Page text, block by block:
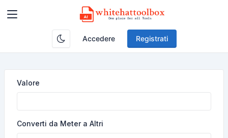
Accedere Registrati
Valore
Converti da Meter a Altri